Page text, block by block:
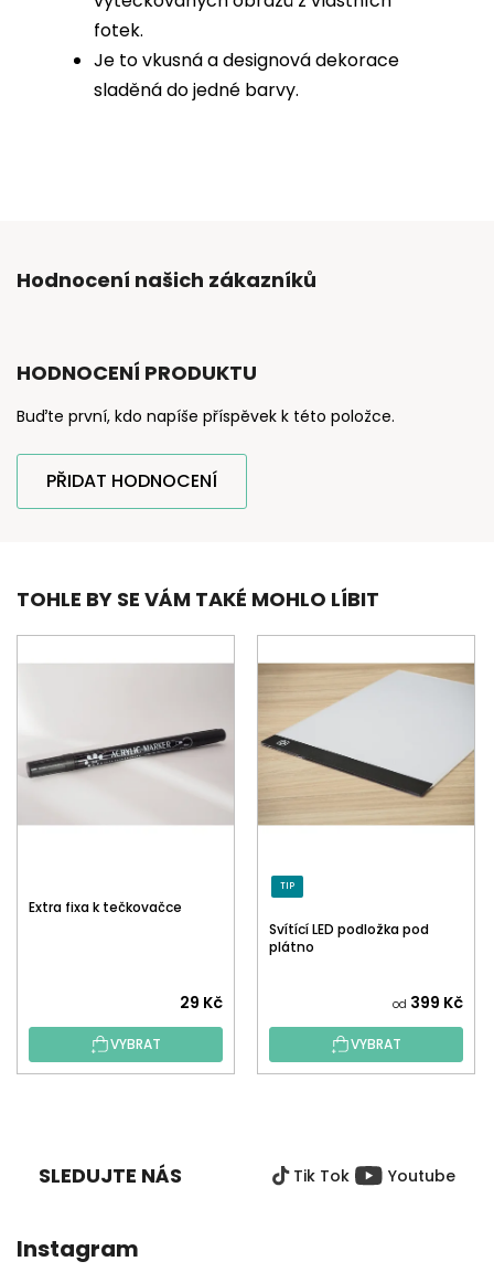
fotek.
Je to vkusná a designová dekorace
sladěná do jedné barvy.
Hodnocení našich zákazníků
HODNOCENÍ PRODUKTU
Buďte první, kdo napíše příspěvek k této položce.
PŘIDAT HODNOCENÍ
TOHLE BY SE VÁM TAKÉ MOHLO LÍBIT
Extra fixa k tečkovačce
29 Kč
VYBRAT
TIP
Svítící LED podložka pod
plátno
od 399 Kč
VYBRAT
SLEDUJTE NÁS Tik Tok Youtube
Instagram